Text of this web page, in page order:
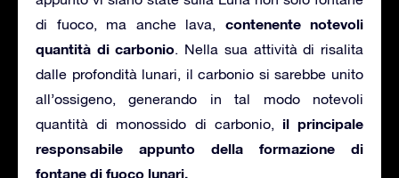
di fuoco, ma anche lava, contenente notevoli
quantità di carbonio. Nella sua attività di risalita
dalle profondità lunari, il carbonio si sarebbe unito
all’ossigeno, generando in tal modo notevoli
quantità di monossido di carbonio, il principale
responsabile appunto della formazione di
fontane di fuoco lunari.